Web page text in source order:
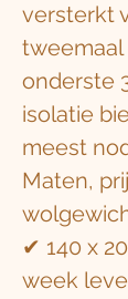
versterkt
tweemaal
onderste
isolatie
meest
Maten,
✔ 140 x
week